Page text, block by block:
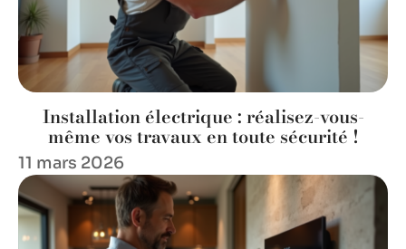
Installation électrique : réalisez-vous-
même vos travaux en toute sécurité !
11 mars 2026